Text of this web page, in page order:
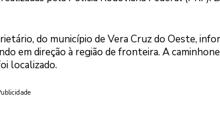
do município de Vera Cruz do Oeste,
em direção à região de fronteira. A
localizado.